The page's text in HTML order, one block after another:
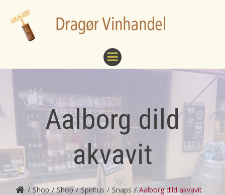
indhold
Aalborg dild
akvavit
Shop Shop Spiritus Snaps Aalborg dild akvavit